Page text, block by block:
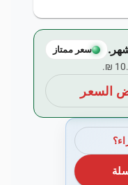
سعر ممتاز
السعر